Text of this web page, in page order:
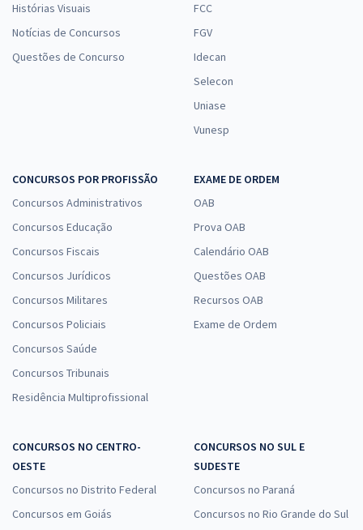
Histórias Visuais
Notícias de Concursos
Questões de Concurso
FCC
FGV
Idecan
Selecon
Uniase
Vunesp
CONCURSOS POR PROFISSÃO
Concursos Administrativos
Concursos Educação
Concursos Fiscais
Concursos Jurídicos
Concursos Militares
Concursos Policiais
Concursos Saúde
Concursos Tribunais
Residência Multiprofissional
EXAME DE ORDEM
OAB
Prova OAB
Calendário OAB
Questões OAB
Recursos OAB
Exame de Ordem
CONCURSOS NO CENTRO-
OESTE
Concursos no Distrito Federal
Concursos em Goiás
CONCURSOS NO SUL E
SUDESTE
Concursos no Paraná
Concursos no Rio Grande do Sul